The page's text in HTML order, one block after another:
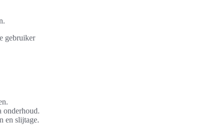
gebruiker
onderhoud.
en slijtage.